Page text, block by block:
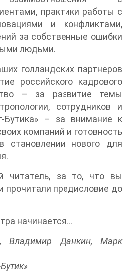
практики работы с
и конфликтами,
за собственные ошибки
людьми.
голландских партнеров
российского кадрового
– за развитие темы
сотрудников и
Бутика» – за внимание к
компаний и готовность
становлении нового для
читатель, за то, что вы
прочитали предисловие до
начинается…
Владимир Данкин, Марк